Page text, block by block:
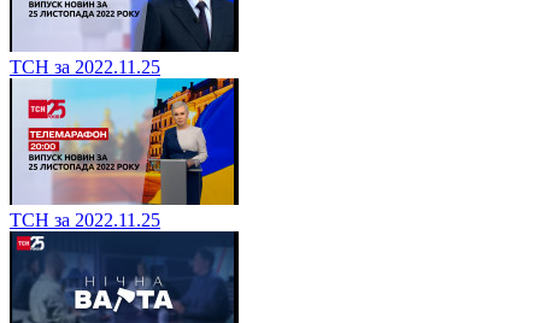
ТСН за 2022.11.25
ТСН за 2022.11.25